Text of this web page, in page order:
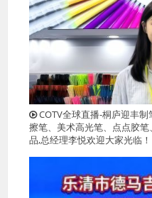
COTV全球直播-桐庐迎丰
擦笔、美术高光笔、点点胶
品,总经理李悦欢迎大家光临！